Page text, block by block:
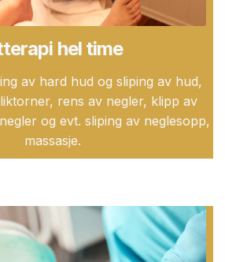
hel time
av hard hud og sliping av hud,
rens av negler, klipp av
og evt. sliping av neglesopp,
massasje.